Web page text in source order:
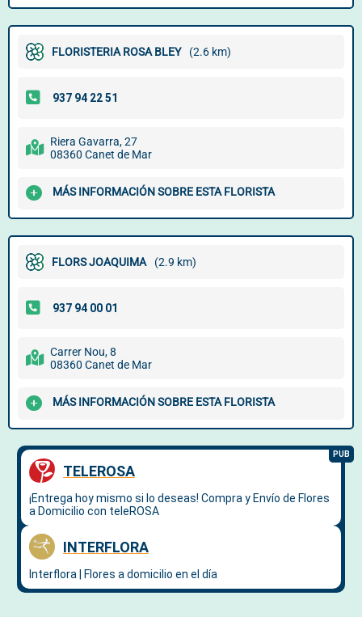
FLORISTERIA ROSA BLEY (2.6 km)
Riera Gavarra, 27
08360 Canet de Mar
MÁS INFORMACIÓN SOBRE ESTA FLORISTA
FLORS JOAQUIMA (2.9 km)
Carrer Nou, 8
08360 Canet de Mar
MÁS INFORMACIÓN SOBRE ESTA FLORISTA